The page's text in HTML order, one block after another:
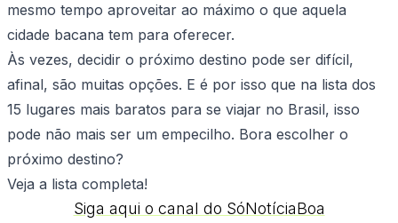
mesmo tempo aproveitar ao máximo o que aquela
cidade bacana tem para oferecer.
Às vezes, decidir o próximo destino pode ser difícil,
afinal, são muitas opções. E é por isso que na lista dos
15 lugares mais baratos para se viajar no Brasil, isso
pode não mais ser um empecilho. Bora escolher o
próximo destino?
Veja a lista completa!
Siga aqui o canal do SóNotíciaBoa